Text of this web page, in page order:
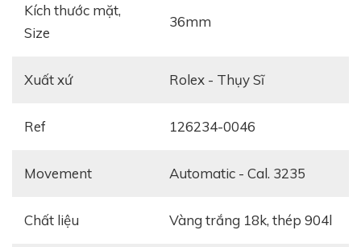
năm 2019 trên mẫu Datejust 41, và đến năm 2021
Rolex Datejust 36 126234-0046
Kích thước mặt,
Size
36mm
Xuất xứ Rolex - Thụy Sĩ
Ref 126234-0046
Movement automatic - Cal. 3235
Chất liệu vàng trắng 18k, thép 904l